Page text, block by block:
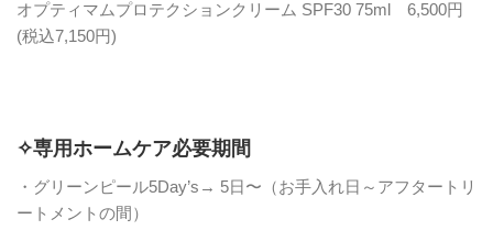
オプティマムプロテクションクリーム SPF30 75ml 6,500円
(税込7,150円)
✧専用ホームケア必要期間
・グリーンピール5Day’s→ 5日〜（お手入れ日～アフタートリ
ートメントの間）